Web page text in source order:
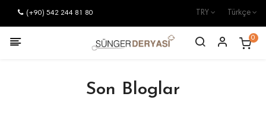
(+90) 542 244 81 80 Türkçe
TRY
0
Son Bloglar